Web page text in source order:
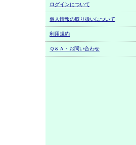
ログインについて
個人情報の取り扱いについて
利用規約
Ｑ＆Ａ・お問い合わせ